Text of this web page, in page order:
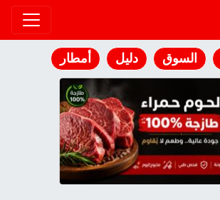
السوق دليل أمطار